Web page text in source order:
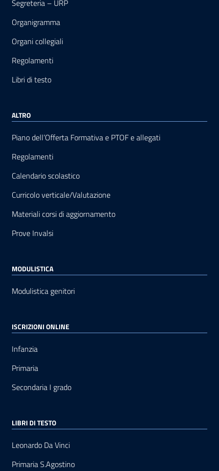
Segreteria – URP
Organigramma
Organi collegiali
Regolamenti
Libri di testo
ALTRO
Piano dell’Offerta Formativa e PTOF e allegati
Regolamenti
Calendario scolastico
Curricolo verticale/Valutazione
Materiali corsi di aggiornamento
Prove Invalsi
MODULISTICA
Modulistica genitori
ISCRIZIONI ONLINE
Infanzia
Primaria
Secondaria I grado
LIBRI DI TESTO
Leonardo Da Vinci
Primaria S.Agostino